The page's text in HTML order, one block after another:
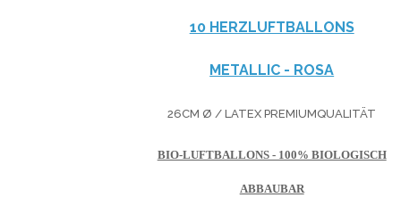
10 HERZLUFTBALLONS
METALLIC - ROSA
26CM Ø / LATEX PREMIUMQUALITÄT
BIO-LUFTBALLONS - 100% BIOLOGISCH
ABBAUBAR